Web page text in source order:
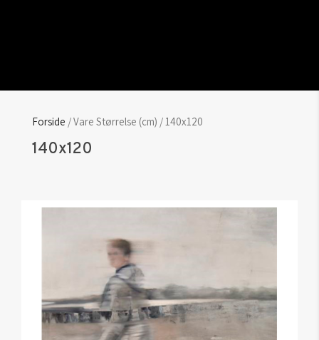
Forside / Vare Størrelse (cm) / 140x120
140x120